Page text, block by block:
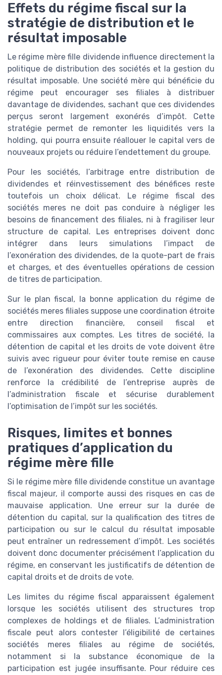
Effets du régime fiscal sur la
stratégie de distribution et le
résultat imposable
Le régime mère fille dividende influence directement la
politique de distribution des sociétés et la gestion du
résultat imposable. Une société mère qui bénéficie du
régime peut encourager ses filiales à distribuer
davantage de dividendes, sachant que ces dividendes
perçus seront largement exonérés d’impôt. Cette
stratégie permet de remonter les liquidités vers la
holding, qui pourra ensuite réallouer le capital vers de
nouveaux projets ou réduire l’endettement du groupe.
Pour les sociétés, l’arbitrage entre distribution de
dividendes et réinvestissement des bénéfices reste
toutefois un choix délicat. Le régime fiscal des
sociétés meres ne doit pas conduire à négliger les
besoins de financement des filiales, ni à fragiliser leur
structure de capital. Les entreprises doivent donc
intégrer dans leurs simulations l’impact de
l’exonération des dividendes, de la quote-part de frais
et charges, et des éventuelles opérations de cession
de titres de participation.
Sur le plan fiscal, la bonne application du régime de
sociétés meres filiales suppose une coordination étroite
entre direction financière, conseil fiscal et
commissaires aux comptes. Les titres de société, la
détention de capital et les droits de vote doivent être
suivis avec rigueur pour éviter toute remise en cause
de l’exonération des dividendes. Cette discipline
renforce la crédibilité de l’entreprise auprès de
l’administration fiscale et sécurise durablement
l’optimisation de l’impôt sur les sociétés.
Risques, limites et bonnes
pratiques d’application du
régime mère fille
Si le régime mère fille dividende constitue un avantage
fiscal majeur, il comporte aussi des risques en cas de
mauvaise application. Une erreur sur la durée de
détention du capital, sur la qualification des titres de
participation ou sur le calcul du résultat imposable
peut entraîner un redressement d’impôt. Les sociétés
doivent donc documenter précisément l’application du
régime, en conservant les justificatifs de détention de
capital droits et de droits de vote.
Les limites du régime fiscal apparaissent également
lorsque les sociétés utilisent des structures trop
complexes de holdings et de filiales. L’administration
fiscale peut alors contester l’éligibilité de certaines
sociétés meres filiales au régime de sociétés,
notamment si la substance économique de la
participation est jugée insuffisante. Pour réduire ces